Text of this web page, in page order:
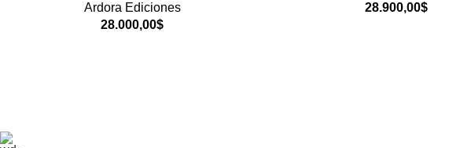
Ardora Ediciones
28.000,00$
28.900,00$